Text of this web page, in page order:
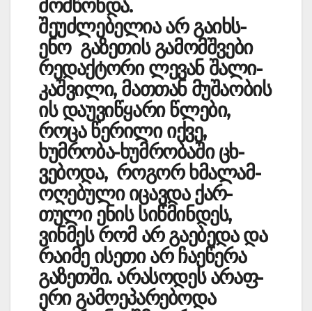
მომწონდა.
შეუძლებელია არ გა­იხს­
ენო გაზეთის გამომშვები
რედაქტორი ლევან შა­ლი­
კა­შვილი, მათთან მუ­შაობის
ის დაუვიწყარი წლები,
როცა წერილი იქვე,
ხუმრობა-ხუმრობაში ცხ­­
ვებოდა, როგორ ხმა­­­­ლამ­
ოღ­ებ­ული იც­ავდა ქა­რ­
თული ენ­ის სიწმინდეს,
ვინმეს რომ არ გაებედა და
რაიმე ის­ეთი არ ჩა­ეწერა
გაზე­თში. არასოდეს არა­ფ­
ერი გამოეპარებოდა